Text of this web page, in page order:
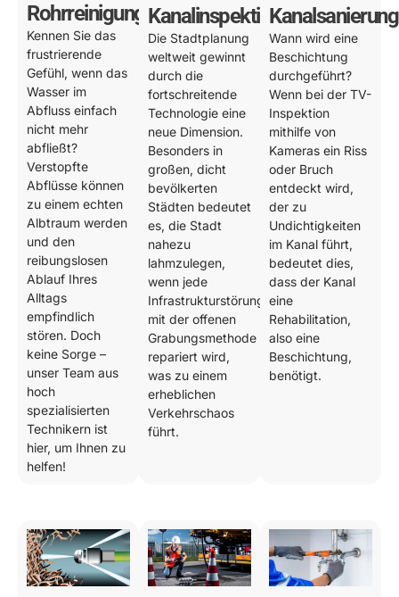
Rohrreinigung
Kennen Sie das
frustrierende
Gefühl, wenn das
Wasser im
Abfluss einfach
nicht mehr
abfließt?
Verstopfte
Abflüsse können
zu einem echten
Albtraum werden
und den
reibungslosen
Ablauf Ihres
Alltags
empfindlich
stören. Doch
keine Sorge –
unser Team aus
hoch
spezialisierten
Technikern ist
hier, um Ihnen zu
helfen!
Kanalinspektion
Die Stadtplanung
weltweit gewinnt
durch die
fortschreitende
Technologie eine
neue Dimension.
Besonders in
großen, dicht
bevölkerten
Städten bedeutet
es, die Stadt
nahezu
lahmzulegen,
wenn jede
Infrastrukturstörung
mit der offenen
Grabungsmethode
repariert wird,
was zu einem
erheblichen
Verkehrschaos
führt.
Kanalsanierung
Wann wird eine
Beschichtung
durchgeführt?
Wenn bei der TV-
Inspektion
mithilfe von
Kameras ein Riss
oder Bruch
entdeckt wird,
der zu
Undichtigkeiten
im Kanal führt,
bedeutet dies,
dass der Kanal
eine
Rehabilitation,
also eine
Beschichtung,
benötigt.